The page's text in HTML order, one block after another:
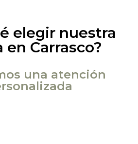
elegir nuestra
en Carrasco?
una atención